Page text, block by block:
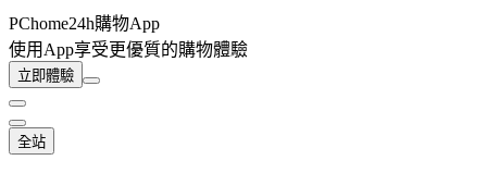
PChome24h購物App
使用App享受更優質的購物體驗
立即體驗
全站